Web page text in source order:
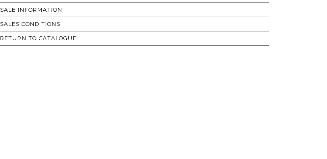
SALE INFORMATION
SALES CONDITIONS
RETURN TO CATALOGUE